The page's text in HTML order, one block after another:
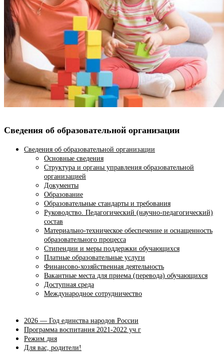
Сведения об образовательной организации
Сведения об образовательной организации
Основные сведения
Структура и органы управления образовательной
организацией
Документы
Образование
Образовательные стандарты и требования
Руководство. Педагогический (научно-педагогический)
состав
Материально-техническое обеспечение и оснащенность
образовательного процесса
Стипендии и меры поддержки обучающихся
Платные образовательные услуги
Финансово-хозяйственная деятельность
Вакантные места для приема (перевода) обучающихся
Доступная среда
Международное сотрудничество
2026 — Год единства народов России
Программа воспитания 2021-2022 уч.г
Режим дня
Для вас, родители!